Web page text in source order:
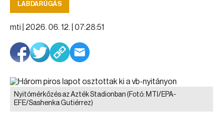
LABDARÚGÁS
mti | 2026. 06. 12. | 07:28:51
Nyitómérkőzés az Azték Stadionban (Fotó: MTI/EPA-
EFE/Sashenka Gutiérrez)